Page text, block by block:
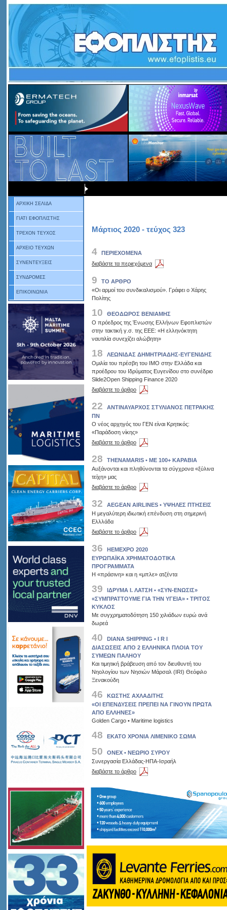
ΑΡΧΙΚΗ ΣΕΛΙΔΑ
ΓΙΑΤΙ ΕΦΟΠΛΙΣΤΗΣ
ΤΡΕΧΟΝ ΤΕΥΧΟΣ
ΑΡΧΕΙΟ ΤΕΥΧΩΝ
ΣΥΝΕΝΤΕΥΞΕΙΣ
ΣΥΝΔΡΟΜΕΣ
ΕΠΙΚΟΙΝΩΝΙΑ
Μάρτιος 2020 - τεύχος 323
4
ΠΕΡΙΕΧΟΜΕΝΑ
διαβάστε τα περιεχόμενα
9
ΤΟ ΑΡΘΡΟ
«Οι αρμοί του συνδικαλισμού». Γράφει ο Χάρης
Πολίτης
10
ΘΕΟΔΩΡΟΣ ΒΕΝΙΑΜΗΣ
Ο πρόεδρος της Ένωσης Ελλήνων Εφοπλιστών
στην τακτική γ.σ. της ΕΕΕ: «Η ελληνόκτητη
ναυτιλία συνεχίζει αλώβητη»
18
ΛΕΩΝΙΔΑΣ ΔΗΜΗΤΡΙΑΔΗΣ-ΕΥΓΕΝΙΔΗΣ
Ομιλία του πρέσβη του ΙΜΟ στην Ελλάδα και
προέδρου του Ιδρύματος Ευγενίδου στο συνέδριο
Slide2Open Shipping Finance 2020
διαβάστε το άρθρο
22
ΑΝΤΙΝΑΥΑΡΧΟΣ ΣΤΥΛΙΑΝΟΣ ΠΕΤΡΑΚΗΣ
ΠΝ
Ο νέος αρχηγός του ΓΕΝ είναι Κρητικός:
«Παράδοση νίκης»
διαβάστε το άρθρο
28
THENAMARIS • ΜΕ 100+ ΚΑΡΑΒΙΑ
Αυξάνονται και πληθύνονται τα σύγχρονα «ξύλινα
τείχη» μας
διαβάστε το άρθρο
32
AEGEAN AIRLINES • ΥΨΗΛΕΣ ΠΤΗΣΕΙΣ
Η μεγαλύτερη ιδιωτική επένδυση στη σημερινή
Ελλλάδα
διαβάστε το άρθρο
36
HEMEXPO 2020
ΕΥΡΩΠΑΪΚΑ ΧΡΗΜΑΤΟΔΟΤΙΚΑ
ΠΡΟΓΡΑΜΜΑΤΑ
Η «πράσινη» και η «μπλε» ατζέντα
39
ΙΔΡΥΜΑ Ι. ΛΑΤΣΗ • «ΣΥΝ-ΕΝΩΣΙΣ»
«ΣΥΜΠΡΑΤΤΟΥΜΕ ΓΙΑ ΤΗΝ ΥΓΕΙΑ» • ΤΡΙΤΟΣ
ΚΥΚΛΟΣ
Με συγχρηματοδότηση 150 χιλιάδων ευρώ ανά
δωρεά
40
DIANA SHIPPING • I R I
ΔΙΑΣΩΣΕΙΣ ΑΠΟ 2 ΕΛΛΗΝΙΚΑ ΠΛΟΙΑ ΤΟΥ
ΣΥΜΕΩΝ ΠΑΛΗΟΥ
Και τιμητική βράβευση από τον διευθυντή του
Νηολογίου των Νησιών Μάρσαλ (ΙRI) Θεόφιλο
Ξενακούδη
46
ΚΩΣΤΗΣ ΑΧΛΑΔΙΤΗΣ
«ΟΙ ΕΠΕΝΔΥΣΕΙΣ ΠΡΕΠΕΙ ΝΑ ΓΙΝΟΥΝ ΠΡΩΤΑ
ΑΠΟ ΕΛΛΗΝΕΣ»
Golden Cargo • Maritime logistics
48 ΕΚΑΤΟ ΧΡΟΝΙΑ ΛΙΜΕΝΙΚΟ ΣΩΜΑ
50
ONEX • ΝΕΩΡΙΟ ΣΥΡΟΥ
Συνεργασία Ελλάδας-ΗΠΑ-Ισραήλ
διαβάστε το άρθρο